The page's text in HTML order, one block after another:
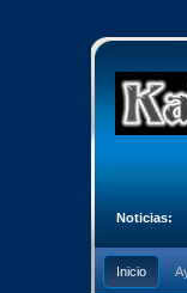
Noticias:
Inicio